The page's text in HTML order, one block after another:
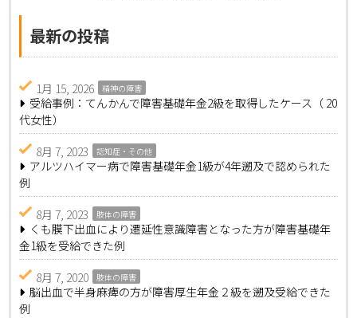
最新の投稿
1月 15, 2026 精神の障害
受給事例：てんかんで障害基礎年金2級を取得したケース（ 20
代女性）
8月 7, 2023
認知症・その他
アルツハイマー病で障害基礎年金1級が4年遡及で認められた
例
8月 7, 2023
肢体の障害
くも膜下出血により遷延性意識障害となった方が障害基礎年
金1級を受給できた例
8月 7, 2020
肢体の障害
脳出血で半身麻痺の方が障害厚生年金２級を遡及受給できた
例